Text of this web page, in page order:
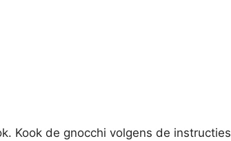
Kook de gnocchi volgens de